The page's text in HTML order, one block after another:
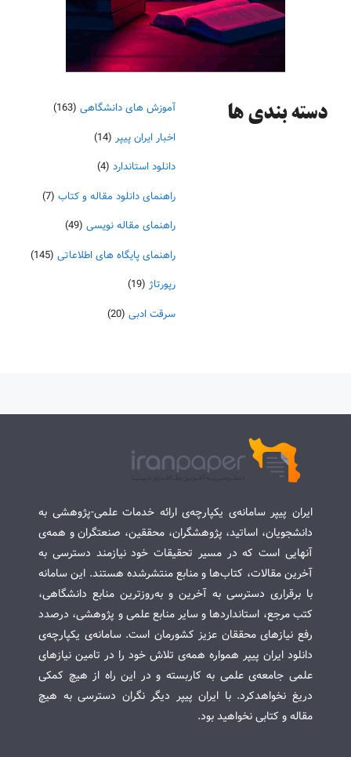
دسته‌ بندی ها آموزش های دانشگاهی (163)
اخبار ایران پیپر (14)
دانلود استاندارد (4)
راهنمای دانلود مقاله و کتاب (7)
راهنمای مقاله نویسی (49)
راهنمای پایگاه های اطلاعاتی (145)
رپورتاژ (19)
سرقت ادبی (20)
ایران پیپر سامانه‌ی یکپارچه‌ی ارائه خدمات علمی-پژوهشی به
دانشجویان، اساتید، پژوهشگران، محققین، صنعتگران و همه‌ی
آنهایی است که در مسیر تحقیقات خود نیازمند دسترسی به
آخرین مقالات، کتاب‌ها و منابع منتشرشده هستند. این سامانه
با برقراری دسترسی به آخرین و به‌روزترین منابع دانشگاهی،
کتب مرجع، استانداردها و سایر منابع علمی و پژوهشی، درصدد
رفع نیازهای محققان عزیز کشورمان است. سامانه‌ی یکپارچه‌ی
دانلود ایران پیپر همواره همه‌ی تلاش خود را در تامین نیازهای
علمی جامعه‌ی علمی به کاربسته و در این راه از هیچ کمکی
دریغ نخواهدکرد. با ایران پیپر دیگر نگران دسترسی به هیچ
مقاله و کتابی نخواهید بود.